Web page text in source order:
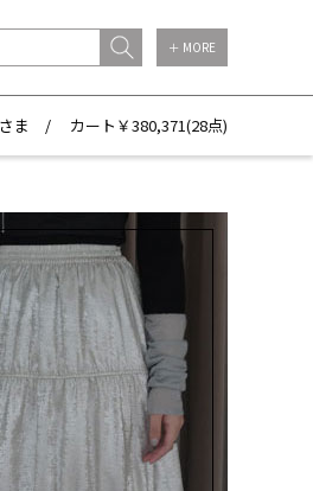
＋ MORE
さま / カート￥380,371(28点)